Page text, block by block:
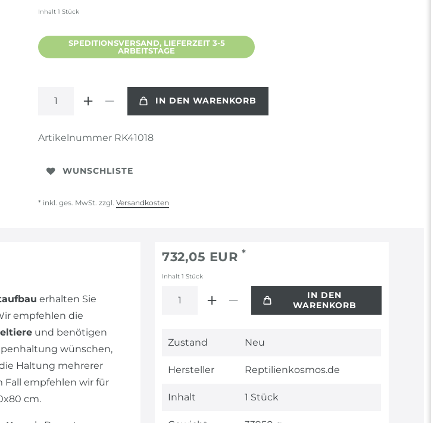
Inhalt 1 Stück
SPEDITIONSVERSAND, LIEFERZEIT 3-5
ARBEITSTAGE
IN DEN WARENKORB
Artikelnummer RK41018
WUNSCHLISTE
* inkl. ges. MwSt. zzgl. Versandkosten
erhalten Sie
empfehlen die
und benötigen
wünschen,
Haltung mehrerer
Fall empfehlen wir für
cm.
732,05 EUR *
Inhalt1Stück
IN DEN
WARENKORB
Technisches
Wert
Zustand Neu
Hersteller Reptilienkosmos.de
Inhalt 1 Stück